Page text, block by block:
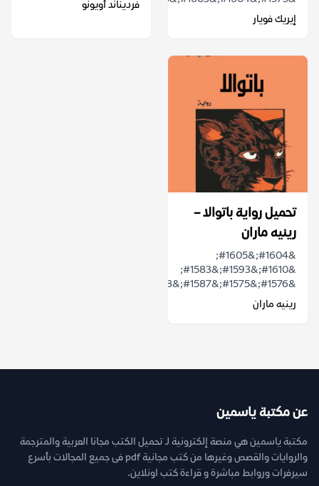
إيريك فويار
فرديناند أويونو
تحميل رواية باتوالا –
رينيه ماران
&#1604;&#1605;
&#1610;&#1593;&#1583;
&#1576;&#1575;&#1587;&#1578;&#1591;&#1575;&...
رينيه ماران
عن مكتبة ياسمين
مكتبة ياسمين هي منصة إلكترونية لـ تحميل الكتب مجانا العربية والمترجمة
والروايات والقصص وغيرها من كتب مجانية pdf فى جميع المجالات بأسرع
سيرفرات وروابط مباشرة و قراءة كتب اونلاين.